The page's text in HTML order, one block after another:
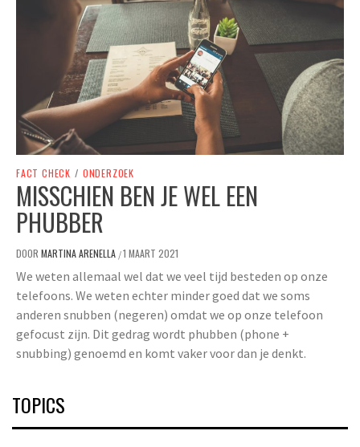
FACT CHECK / ONDERZOEK
MISSCHIEN BEN JE WEL EEN
PHUBBER
DOOR MARTINA ARENELLA /1 MAART 2021
We weten allemaal wel dat we veel tijd besteden op onze
telefoons. We weten echter minder goed dat we soms
anderen snubben (negeren) omdat we op onze telefoon
gefocust zijn. Dit gedrag wordt phubben (phone +
snubbing) genoemd en komt vaker voor dan je denkt.
TOPICS